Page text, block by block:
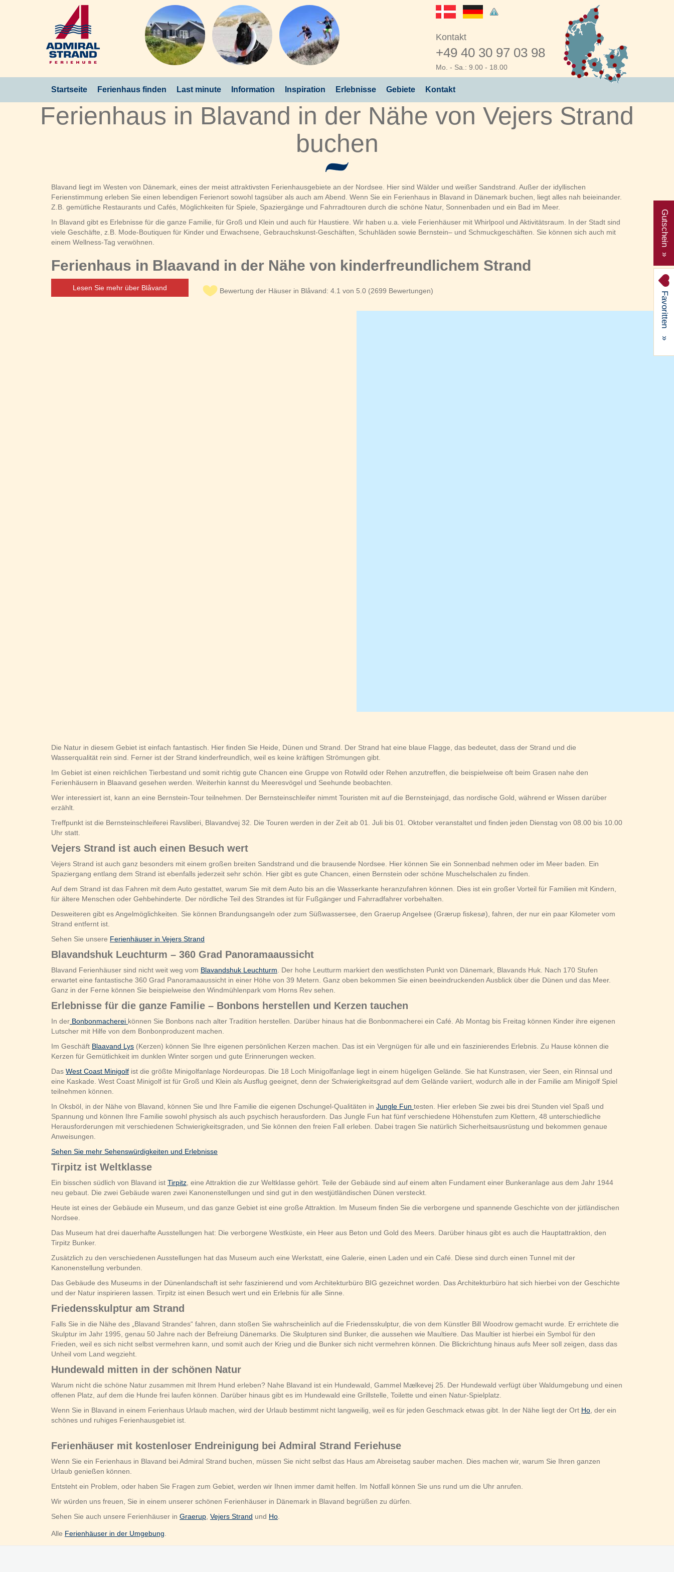
Kontakt
+49 40 30 97 03 98
Mo. - Sa.: 9.00 - 18.00
Startseite Ferienhaus finden Last minute Information Inspiration Erlebnisse Gebiete Kontakt
Favoritten
»
Gutschein »
Ferienhaus in Blavand in der Nähe von Vejers Strand
buchen
Blavand liegt im Westen von Dänemark, eines der meist attraktivsten Ferienhausgebiete an der Nordsee. Hier sind Wälder und weißer Sandstrand. Außer der idyllischen
Ferienstimmung erleben Sie einen lebendigen Ferienort sowohl tagsüber als auch am Abend. Wenn Sie ein Ferienhaus in Blavand in Dänemark buchen, liegt alles nah beieinander.
Z.B. gemütliche Restaurants und Cafés, Möglichkeiten für Spiele, Spaziergänge und Fahrradtouren durch die schöne Natur, Sonnenbaden und ein Bad im Meer.
In Blavand gibt es Erlebnisse für die ganze Familie, für Groß und Klein und auch für Haustiere. Wir haben u.a. viele Ferienhäuser mit Whirlpool und Aktivitätsraum. In der Stadt sind
viele Geschäfte, z.B. Mode-Boutiquen für Kinder und Erwachsene, Gebrauchskunst-Geschäften, Schuhläden sowie Bernstein– und Schmuckgeschäften. Sie können sich auch mit
einem Wellness-Tag verwöhnen.
Ferienhaus in Blaavand in der Nähe von kinderfreundlichem Strand
Lesen Sie mehr über Blåvand Bewertung der Häuser in Blåvand: 4.1 von 5.0 (2699 Bewertungen)
Die Natur in diesem Gebiet ist einfach fantastisch. Hier finden Sie Heide, Dünen und Strand. Der Strand hat eine blaue Flagge, das bedeutet, dass der Strand und die
Wasserqualität rein sind. Ferner ist der Strand kinderfreundlich, weil es keine kräftigen Strömungen gibt.
Im Gebiet ist einen reichlichen Tierbestand und somit richtig gute Chancen eine Gruppe von Rotwild oder Rehen anzutreffen, die beispielweise oft beim Grasen nahe den
Ferienhäusern in Blaavand gesehen werden. Weiterhin kannst du Meeresvögel und Seehunde beobachten.
Wer interessiert ist, kann an eine Bernstein-Tour teilnehmen. Der Bernsteinschleifer nimmt Touristen mit auf die Bernsteinjagd, das nordische Gold, während er Wissen darüber
erzählt.
Treffpunkt ist die Bernsteinschleiferei Ravsliberi, Blavandvej 32. Die Touren werden in der Zeit ab 01. Juli bis 01. Oktober veranstaltet und finden jeden Dienstag von 08.00 bis 10.00
Uhr statt.
Vejers Strand ist auch einen Besuch wert
Vejers Strand ist auch ganz besonders mit einem großen breiten Sandstrand und die brausende Nordsee. Hier können Sie ein Sonnenbad nehmen oder im Meer baden. Ein
Spaziergang entlang dem Strand ist ebenfalls jederzeit sehr schön. Hier gibt es gute Chancen, einen Bernstein oder schöne Muschelschalen zu finden.
Auf dem Strand ist das Fahren mit dem Auto gestattet, warum Sie mit dem Auto bis an die Wasserkante heranzufahren können. Dies ist ein großer Vorteil für Familien mit Kindern,
für ältere Menschen oder Gehbehinderte. Der nördliche Teil des Strandes ist für Fußgänger und Fahrradfahrer vorbehalten.
Desweiteren gibt es Angelmöglichkeiten. Sie können Brandungsangeln oder zum Süßwassersee, den Graerup Angelsee (Grærup fiskesø), fahren, der nur ein paar Kilometer vom
Strand entfernt ist.
Sehen Sie unsere Ferienhäuser in Vejers Strand
Blavandshuk Leuchturm – 360 Grad Panoramaaussicht
Blavand Ferienhäuser sind nicht weit weg vom Blavandshuk Leuchturm . Der hohe Leutturm markiert den westlichsten Punkt von Dänemark, Blavands Huk. Nach 170 Stufen
erwartet eine fantastische 360 Grad Panoramaaussicht in einer Höhe von 39 Metern. Ganz oben bekommen Sie einen beeindruckenden Ausblick über die Dünen und das Meer.
Ganz in der Ferne können Sie beispielweise den Windmühlenpark vom Horns Rev sehen.
Erlebnisse für die ganze Familie – Bonbons herstellen und Kerzen tauchen
In der Bonbonmacherei können Sie Bonbons nach alter Tradition herstellen. Darüber hinaus hat die Bonbonmacherei ein Café. Ab Montag bis Freitag können Kinder ihre eigenen
Lutscher mit Hilfe von dem Bonbonproduzent machen.
Im Geschäft Blaavand Lys (Kerzen) können Sie Ihre eigenen persönlichen Kerzen machen. Das ist ein Vergnügen für alle und ein faszinierendes Erlebnis. Zu Hause können die
Kerzen für Gemütlichkeit im dunklen Winter sorgen und gute Erinnerungen wecken.
Das West Coast Minigolf ist die größte Minigolfanlage Nordeuropas. Die 18 Loch Minigolfanlage liegt in einem hügeligen Gelände. Sie hat Kunstrasen, vier Seen, ein Rinnsal und
eine Kaskade. West Coast Minigolf ist für Groß und Klein als Ausflug geeignet, denn der Schwierigkeitsgrad auf dem Gelände variiert, wodurch alle in der Familie am Minigolf Spiel
teilnehmen können.
In Oksböl, in der Nähe von Blavand, können Sie und Ihre Familie die eigenen Dschungel-Qualitäten in Jungle Fun testen. Hier erleben Sie zwei bis drei Stunden viel Spaß und
Spannung und können Ihre Familie sowohl physisch als auch psychisch herausfordern. Das Jungle Fun hat fünf verschiedene Höhenstufen zum Klettern, 48 unterschiedliche
Herausforderungen mit verschiedenen Schwierigkeitsgraden, und Sie können den freien Fall erleben. Dabei tragen Sie natürlich Sicherheitsausrüstung und bekommen genaue
Anweisungen.
Sehen Sie mehr Sehenswürdigkeiten und Erlebnisse
Tirpitz ist Weltklasse
Ein bisschen südlich von Blavand ist Tirpitz , eine Attraktion die zur Weltklasse gehört. Teile der Gebäude sind auf einem alten Fundament einer Bunkeranlage aus dem Jahr 1944
neu gebaut. Die zwei Gebäude waren zwei Kanonenstellungen und sind gut in den westjütländischen Dünen versteckt.
Heute ist eines der Gebäude ein Museum, und das ganze Gebiet ist eine große Attraktion. Im Museum finden Sie die verborgene und spannende Geschichte von der jütländischen
Nordsee.
Das Museum hat drei dauerhafte Ausstellungen hat: Die verborgene Westküste, ein Heer aus Beton und Gold des Meers. Darüber hinaus gibt es auch die Hauptattraktion, den
Tirpitz Bunker.
Zusätzlich zu den verschiedenen Ausstellungen hat das Museum auch eine Werkstatt, eine Galerie, einen Laden und ein Café. Diese sind durch einen Tunnel mit der
Kanonenstellung verbunden.
Das Gebäude des Museums in der Dünenlandschaft ist sehr faszinierend und vom Architekturbüro BIG gezeichnet worden. Das Architekturbüro hat sich hierbei von der Geschichte
und der Natur inspirieren lassen. Tirpitz ist einen Besuch wert und ein Erlebnis für alle Sinne.
Friedensskulptur am Strand
Falls Sie in die Nähe des „Blavand Strandes“ fahren, dann stoßen Sie wahrscheinlich auf die Friedensskulptur, die von dem Künstler Bill Woodrow gemacht wurde. Er errichtete die
Skulptur im Jahr 1995, genau 50 Jahre nach der Befreiung Dänemarks. Die Skulpturen sind Bunker, die aussehen wie Maultiere. Das Maultier ist hierbei ein Symbol für den
Frieden, weil es sich nicht selbst vermehren kann, und somit auch der Krieg und die Bunker sich nicht vermehren können. Die Blickrichtung hinaus aufs Meer soll zeigen, dass das
Unheil vom Land wegzieht.
Hundewald mitten in der schönen Natur
Warum nicht die schöne Natur zusammen mit Ihrem Hund erleben? Nahe Blavand ist ein Hundewald, Gammel Mælkevej 25. Der Hundewald verfügt über Waldumgebung und einen
offenen Platz, auf dem die Hunde frei laufen können. Darüber hinaus gibt es im Hundewald eine Grillstelle, Toilette und einen Natur-Spielplatz.
Wenn Sie in Blavand in einem Ferienhaus Urlaub machen, wird der Urlaub bestimmt nicht langweilig, weil es für jeden Geschmack etwas gibt. In der Nähe liegt der Ort Ho , der ein
schönes und ruhiges Ferienhausgebiet ist.
Ferienhäuser mit kostenloser Endreinigung bei Admiral Strand Feriehuse
Wenn Sie ein Ferienhaus in Blavand bei Admiral Strand buchen, müssen Sie nicht selbst das Haus am Abreisetag sauber machen. Dies machen wir, warum Sie Ihren ganzen
Urlaub genießen können.
Entsteht ein Problem, oder haben Sie Fragen zum Gebiet, werden wir Ihnen immer damit helfen. Im Notfall können Sie uns rund um die Uhr anrufen.
Wir würden uns freuen, Sie in einem unserer schönen Ferienhäuser in Dänemark in Blavand begrüßen zu dürfen.
Sehen Sie auch unsere Ferienhäuser in Graerup Vejers Strand und Ho
Alle Ferienhäuser in der Umgebung